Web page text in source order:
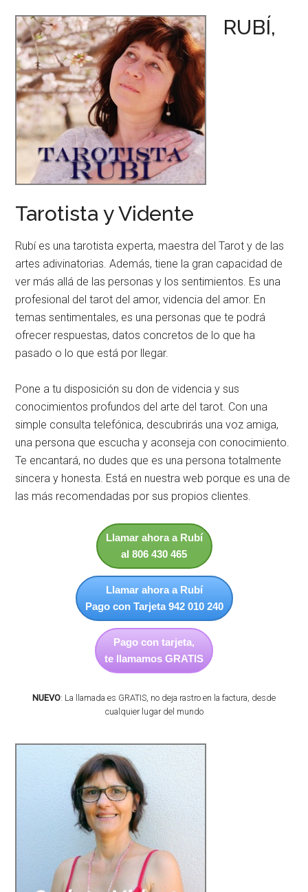
RUBÍ,
Tarotista y Vidente
Rubí es una tarotista experta, maestra del Tarot y de las
artes adivinatorias. Además, tiene la gran capacidad de
ver más allá de las personas y los sentimientos. Es una
profesional del tarot del amor, videncia del amor. En
temas sentimentales, es una personas que te podrá
ofrecer respuestas, datos concretos de lo que ha
pasado o lo que está por llegar.
Pone a tu disposición su don de videncia y sus
conocimientos profundos del arte del tarot. Con una
simple consulta telefónica, descubrirás una voz amiga,
una persona que escucha y aconseja con conocimiento.
Te encantará, no dudes que es una persona totalmente
sincera y honesta. Está en nuestra web porque es una de
las más recomendadas por sus propios clientes.
Llamar ahora a Rubí
al 806 430 465
Llamar ahora a Rubí
Pago con Tarjeta 942 010 240
Pago con tarjeta,
te llamamos GRATIS
NUEVO: La llamada es GRATIS, no deja rastro en la factura, desde
cualquier lugar del mundo